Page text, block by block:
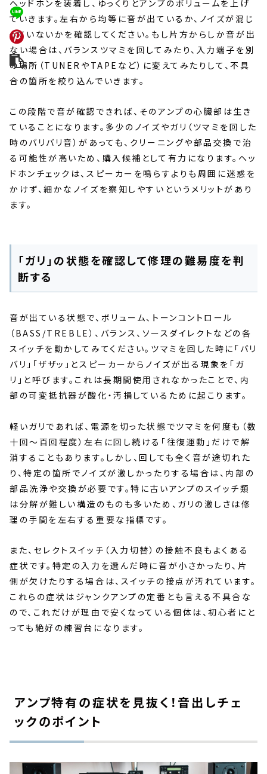
ヘッドホンを装着し、ゆっくりとアンプのボリュームを上げ
ていきます。左右から均等に音が出ているか、ノイズが混じ
っていないかを確認してください。もし片方からしか音が出
ない場合は、バランスツマミを回してみたり、入力端子を別
の場所（TUNERやTAPEなど）に変えてみたりして、不具
合の箇所を絞り込んでいきます。
この段階で音が確認できれば、そのアンプの心臓部は生き
ていることになります。多少のノイズやガリ（ツマミを回した
時のバリバリ音）があっても、クリーニングや部品交換で治
る可能性が高いため、購入候補として有力になります。ヘッ
ドホンチェックは、スピーカーを鳴らすよりも周囲に迷惑を
かけず、細かなノイズを察知しやすいというメリットがあり
ます。
「ガリ」の状態を確認して修理の難易度を判
断する
音が出ている状態で、ボリューム、トーンコントロール
（BASS/TREBLE）、バランス、ソースダイレクトなどの各
スイッチを動かしてみてください。ツマミを回した時に「バリ
バリ」「ザザッ」とスピーカーからノイズが出る現象を「ガ
リ」と呼びます。これは長期間使用されなかったことで、内
部の可変抵抗器が酸化・汚損しているために起こります。
軽いガリであれば、電源を切った状態でツマミを何度も（数
十回〜百回程度）左右に回し続ける「往復運動」だけで解
消することもあります。しかし、回しても全く音が途切れた
り、特定の箇所でノイズが激しかったりする場合は、内部の
部品洗浄や交換が必要です。特に古いアンプのスイッチ類
は分解が難しい構造のものも多いため、ガリの激しさは修
理の手間を左右する重要な指標です。
また、セレクトスイッチ（入力切替）の接触不良もよくある
症状です。特定の入力を選んだ時に音が小さかったり、片
側が欠けたりする場合は、スイッチの接点が汚れています。
これらの症状はジャンクアンプの定番とも言える不具合な
ので、これだけが理由で安くなっている個体は、初心者にと
っても絶好の練習台になります。
アンプ特有の症状を見抜く！音出しチェ
ックのポイント